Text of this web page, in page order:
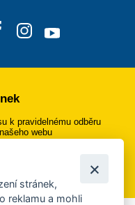
k pravidelnému odběru
webu
stránek,
reklamu a mohli